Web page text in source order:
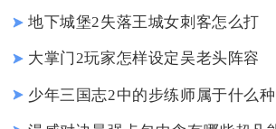
地下城堡2失落王城女刺客怎么打
大掌门2玩家怎样设定吴老头阵容